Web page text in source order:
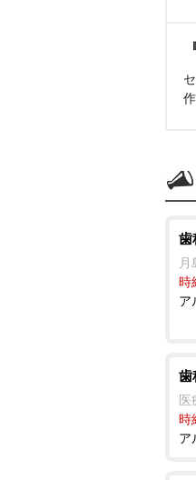
歯
時
ア
歯
医
時
ア